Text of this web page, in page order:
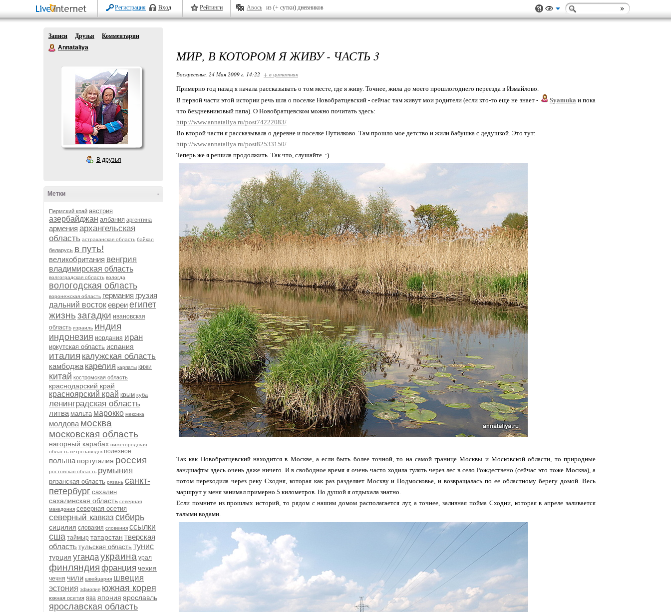
Регистрация Вход Рейтинги Авось из (+ сутки) дневников
Записи Друзья
Комментарии
Annataliya
В друзья
-
Метки
Пермский край австрия
азербайджан албания аргентина
армения архангельская
область астраханская область байкал
беларусь в путь!
великобритания венгрия
владимирская область
волгоградская область вологда
вологодская область
воронежская область германия грузия
дальний востокевреиегипет
жизньзагадки ивановская
область израиль индия
индонезия иордания иран
иркутская область испания
италия калужская область
камбоджа карелия карпаты кижи
китай костромская область
краснодарский край
красноярский край крым куба
ленинградская область
литва мальта марокко мексика
молдова москва
московская область
нагорный карабах нижегородская
область петрозаводск полезное
польша португалия россия
ростовская область румыния
рязанская область рязань санкт-
петербург сахалин
сахалинская область северная
македония северная осетия
северный кавказ сибирь
сицилия словакия словения ссылки
сша таймыр татарстан тверская
область тульская область тунис
турция угандаукраина урал
финляндия франция чехия
чечня чили швейцария швеция
эстония эфиопия южная корея
южная осетия ява япония ярославль
ярославская область
МИР, В КОТОРОМ Я ЖИВУ - ЧАСТЬ 3
Воскресенье, 24 Мая 2009 г. 14:22 + в цитатник
Примерно год назад я начала рассказывать о том месте, где я живу. Точнее, жила до моего прошлогоднего переезда в Измайлово.
В первой части этой истории речь шла о поселке Новобратцевский - сейчас там живут мои родители (если кто-то еще не знает -
Syamuka и пока
что бездневниковый папа). О Новобратцевском можно почитать здесь:
http://www.annataliya.ru/post74222083/
Во второй части я рассказывала о деревне и поселке Путилково. Там прошло мое детство и жили бабушка с дедушкой. Это тут:
http://www.annataliya.ru/post82533150/
Теперь же я решила продолжить. Так что, слушайте. :)
Так как Новобратцевский находится в Москве, а если быть более точной, то на самой границе Москвы и Московской области, то природные
ландшафты здесь очень даже ничего. И в свободное время я очень часто ходила гулять через лес в село Рождествено (сейчас это тоже Москва), а
потом переходила через реку Сходня, которая как раз разделяет Москву и Подмосковье, и возвращалась по ее областному берегу домой. Весь
маршрут у меня занимал примерно 5 километров. Но душой я отдыхала знатно.
Если помните из прошлых историй, то рядом с нашим домом располагается луг, а точнее, заливная пойма Сходни, которая в апреле заливается
талыми водами.